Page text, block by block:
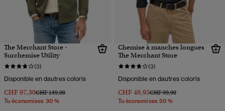
The Merchant Store -
Surchemise Utility
(3)
Disponible en dautres coloris
CHF 97,30Prix réduit de
CHF 139,00à
Tu économises 30 %
Chemise à manches longues
The Merchant Store
(3)
Disponible en dautres coloris
CHF 49,95Prix réduit de
CHF 99,90à
Tu économises 50 %